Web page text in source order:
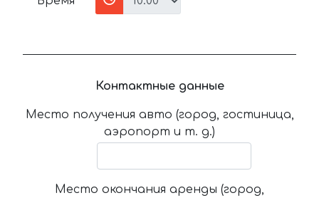
Контактные данные
Место получения авто (город, гостиница,
аэропорт и т. д.)
Место окончания аренды (город,